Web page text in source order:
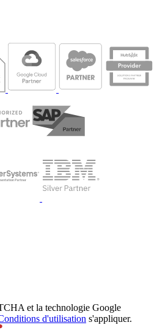
et la technologie Google
d'utilisation s'appliquer.